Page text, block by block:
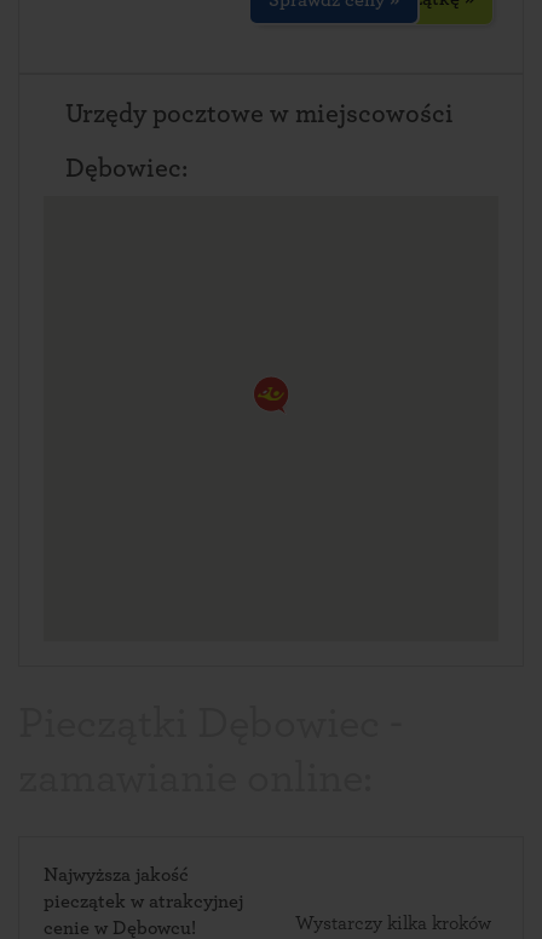
Urzędy pocztowe w miejscowości
Dębowiec:
Najwyższa jakość
pieczątek w atrakcyjnej
cenie w Dębowcu!
Wystarczy kilka kroków